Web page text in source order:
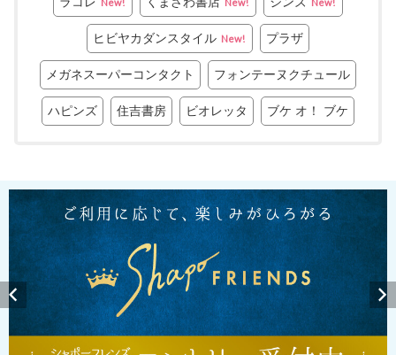
ヒビヤカダンスタイル New! プラザ
メガネスーパーコンタクト フォンテーヌクチュール
ハピンズ 住吉書房 ビオレッタ ブケ オ！ ブケ